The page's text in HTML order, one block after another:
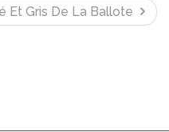
Et Gris De La Ballote